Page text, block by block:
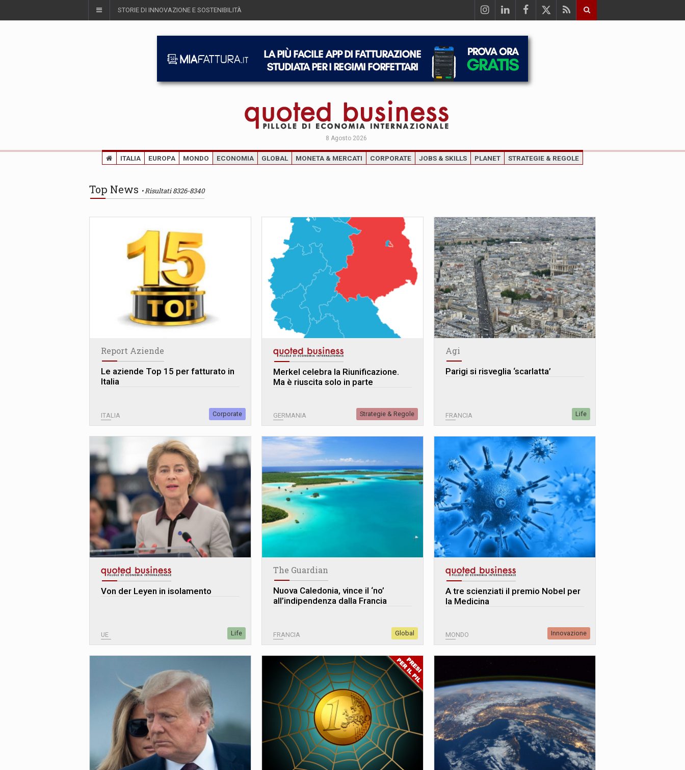
STORIE DI INNOVAZIONE E SOSTENIBILITÀ
8 Agosto 2026
ITALIA EUROPA MONDO ECONOMIA GLOBAL MONETA & MERCATI CORPORATE JOBS & SKILLS PLANET STRATEGIE & REGOLE
Top News Risultati 8326-8340
Report Aziende
Le aziende Top 15 per fatturato in
Italia
ITALIA Corporate
Merkel celebra la Riunificazione.
Ma è riuscita solo in parte
GERMANIA Strategie & Regole
Agi
Parigi si risveglia ‘scarlatta’
FRANCIA Life
Von der Leyen in isolamento
UE Life
The Guardian
Nuova Caledonia, vince il ‘no’
all’indipendenza dalla Francia
FRANCIA Global
A tre scienziati il premio Nobel per
la Medicina
MONDO Innovazione